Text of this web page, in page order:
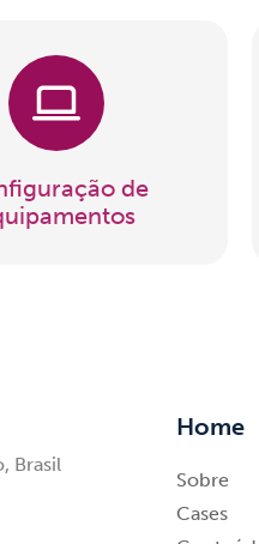
de
Brasil
Home
Sobre
Cases